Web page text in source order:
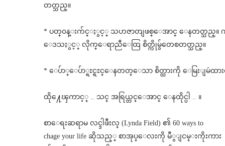
တတ္သည္။
* ပတ္၀န္းက်င္ႏွင့္ သဟဇာတျဖစ္ေအာင္ ေနတတ္သည္။
ေဒသႏွင့္ လိုက္ေရာညီေထြ စိတ္ကိုမွ်တေစတတ္သည္။
* ေပ်ာ္ေပ်ာ္ရႊင္ရႊင္ေနတတ္ေသာ စိတ္ထားကို ေမြးျမဴ
ထို႔ေၾကာင့္ .. သင္ အရြယ္တင္ေအာင္ ေနထိုင္ပါ .. ။
စာေရးဆရာမ လင္ဒါဖီးလ္ (Lynda Field) ၏ 60 ways to
chage your life ဆိုသည့္ စာအုပ္ေလးကို မီွျငမ္းကိုးကား